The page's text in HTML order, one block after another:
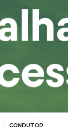
CONDUTOR